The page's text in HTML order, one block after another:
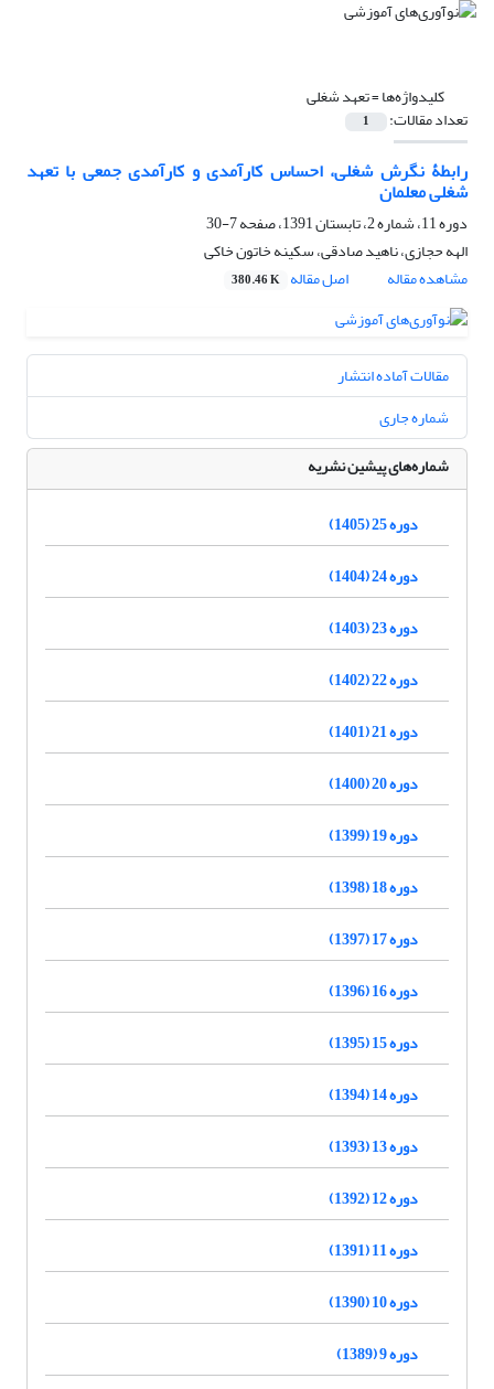
کلیدواژه‌ها =تعهد شغلی
تعداد مقالات: 1
رابطۀ نگرش شغلی، احساس کارآمدی و کارآمدی جمعی با تعهد
شغلی معلمان
دوره 11، شماره 2، تابستان 1391، صفحه
7-30
الهه حجازی، ناهید صادقی، سکینه خاتون خاکی
مشاهده مقاله
اصل مقاله 380.46 K
مقالات آماده انتشار
شماره جاری
شماره‌های پیشین نشریه
دوره 25 (1405)
دوره 24 (1404)
دوره 23 (1403)
دوره 22 (1402)
دوره 21 (1401)
دوره 20 (1400)
دوره 19 (1399)
دوره 18 (1398)
دوره 17 (1397)
دوره 16 (1396)
دوره 15 (1395)
دوره 14 (1394)
دوره 13 (1393)
دوره 12 (1392)
دوره 11 (1391)
دوره 10 (1390)
دوره 9 (1389)